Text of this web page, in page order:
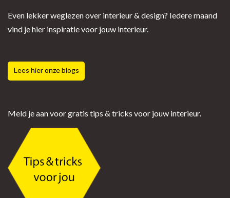
Even lekker weglezen over interieur & design? Iedere maand
vind je hier inspiratie voor jouw interieur.
Lees hier onze blogs
Meld je aan voor gratis tips & tricks voor jouw interieur.